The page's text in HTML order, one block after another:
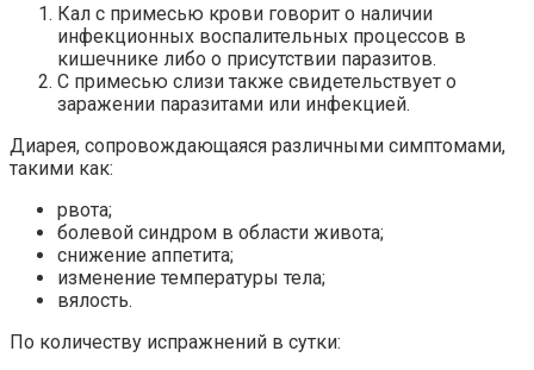
Кал с примесью крови говорит о наличии
инфекционных воспалительных процессов в
кишечнике либо о присутствии паразитов.
С примесью слизи также свидетельствует о
заражении паразитами или инфекцией.
Диарея, сопровождающаяся различными симптомами,
такими как:
рвота;
болевой синдром в области живота;
снижение аппетита;
изменение температуры тела;
вялость.
По количеству испражнений в сутки: